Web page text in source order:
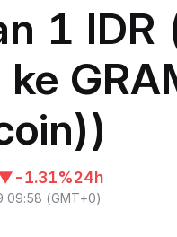
1 IDR
-1.31%24h
09:58 (GMT+0)